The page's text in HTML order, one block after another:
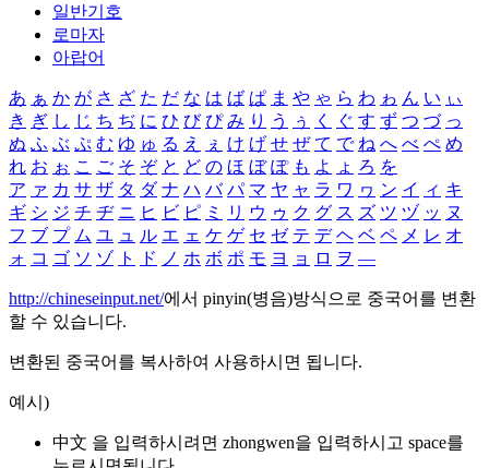
일반기호
로마자
아랍어
あ ぁ か が さ ざ た だ な は ば ぱ ま や ゃ ら わ ゎ ん い ぃ
き ぎ し じ ち ぢ に ひ び ぴ み り う ぅ く ぐ す ず つ づ っ
ぬ ふ ぶ ぷ む ゆ ゅ る え ぇ け げ せ ぜ て で ね へ べ ぺ め
れ お ぉ こ ご そ ぞ と ど の ほ ぼ ぽ も よ ょ ろ を
ア ァ カ サ ザ タ ダ ナ ハ バ パ マ ヤ ャ ラ ワ ヮ ン イ ィ キ
ギ シ ジ チ ヂ ニ ヒ ビ ピ ミ リ ウ ゥ ク グ ス ズ ツ ヅ ッ ヌ
フ ブ プ ム ユ ュ ル エ ェ ケ ゲ セ ゼ テ デ ヘ ベ ペ メ レ オ
ォ コ ゴ ソ ゾ ト ド ノ ホ ボ ポ モ ヨ ョ ロ ヲ ―
http://chineseinput.net/에서 pinyin(병음)방식으로 중국어를 변환
할 수 있습니다.
변환된 중국어를 복사하여 사용하시면 됩니다.
예시)
中文 을 입력하시려면 zhongwen을 입력하시고 space를